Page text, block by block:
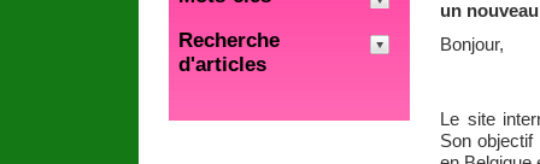
un
Bonjour,
Le site
Son objectif
Recherche
d'articles